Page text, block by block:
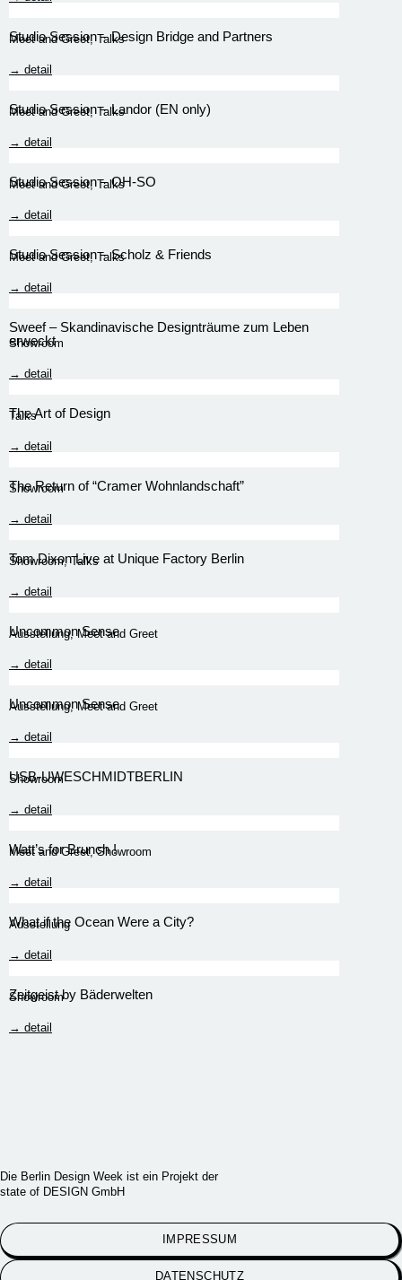
Studio Session – Design Bridge and Partners
Meet and Greet,Talks
→ detail
Studio Session – Landor (EN only)
Meet and Greet,Talks
→ detail
Studio Session – OH-SO
Meet and Greet,Talks
→ detail
Studio Session – Scholz & Friends
Meet and Greet,Talks
→ detail
Sweef – Skandinavische Designträume zum Leben
erweckt
Showroom
→ detail
The Art of Design
Talks
→ detail
The Return of “Cramer Wohnlandschaft”
Showroom
→ detail
Tom Dixon Live at Unique Factory Berlin
Showroom,Talks
→ detail
Uncommon Sense
Ausstellung,Meet and Greet
→ detail
Uncommon Sense
Ausstellung,Meet and Greet
→ detail
USB-UWESCHMIDTBERLIN
Showroom
→ detail
Watt’s for Brunch !
Meet and Greet,Showroom
→ detail
What if the Ocean Were a City?
Ausstellung
→ detail
Zeitgeist by Bäderwelten
Showroom
→ detail
Die Berlin Design Week ist ein Projekt der
state of DESIGN GmbH
IMPRESSUM
DATENSCHUTZ